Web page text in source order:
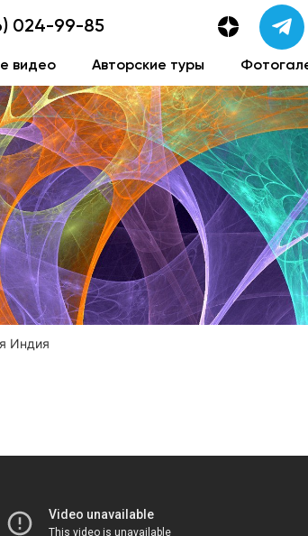
024-99-85
видео Авторские туры
Индия